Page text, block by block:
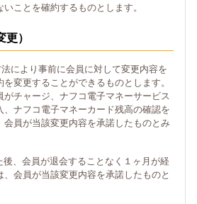
ことを確約するものとします。
）
により事前に会員に対して変更内容を
変更することができるものとします。
がチャージ、ナフコ電子マネーサービス
、ナフコ電子マネーカード残高の確認を
会員が当該変更内容を承諾したものとみ
、会員が退会することなく１ヶ月が経
会員が当該変更内容を承諾したものと